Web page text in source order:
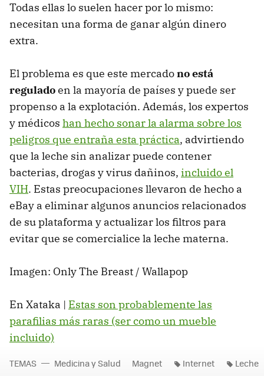
Todas ellas lo suelen hacer por lo mismo:
necesitan una forma de ganar algún dinero
extra.
El problema es que este mercadono está
reguladoen la mayoría de países y puede ser
propenso a la explotación. Además, los expertos
y médicos han hecho sonar la alarma sobre los
peligros que entraña esta práctica, advirtiendo
que la leche sin analizar puede contener
bacterias, drogas y virus dañinos, incluido el
VIH. Estas preocupaciones llevaron de hecho a
eBay a eliminar algunos anuncios relacionados
de su plataforma y actualizar los filtros para
evitar que se comercialice la leche materna.
Imagen: Only The Breast / Wallapop
En Xataka | Estas son probablemente las
parafilias más raras (ser como un mueble
incluido)
TEMAS Medicina y Salud Magnet Internet Leche